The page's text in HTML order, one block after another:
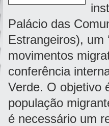
Palácio das
Estrangeiros), um
movimentos
conferência
Verde. O objetivo
população
é necessário um